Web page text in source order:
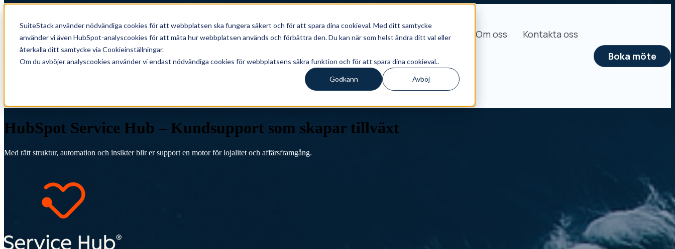
SuiteStack använder nödvändiga cookies för att webbplatsen ska fungera säkert och för att spara dina cookieval. Med ditt samtycke
använder vi även HubSpot-analyscookies för att mäta hur webbplatsen används och förbättra den. Du kan när som helst ändra ditt val eller
återkalla ditt samtycke via Cookieinställningar.
Om du avböjer analyscookies använder vi endast nödvändiga cookies för webbplatsens säkra funktion och för att spara dina cookieval..
Godkänn Avböj
Show submenu for Lösningar Lösningar Show submenu for Insights Insights Om oss Kontakta oss
Boka möte
HubSpot Service Hub – Kundsupport som skapar tillväxt
Med rätt struktur, automation och insikter blir er support en motor för lojalitet och affärsframgång.